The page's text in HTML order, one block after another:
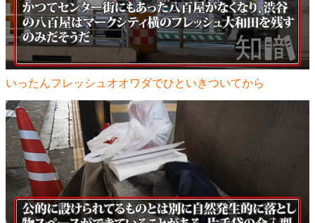
いったんフレッシュオオワダでひといきついてから